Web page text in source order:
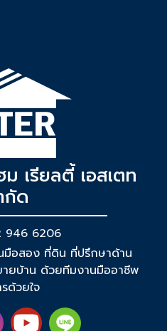
เรียลตี้ เอสเตท
กัด
946 6206
มือสอง ที่ดิน ที่ปรึกษาด้าน
ยบ้าน ด้วยทีมงานมืออาชีพ
ด้วยใจ